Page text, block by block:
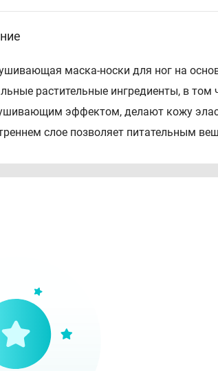
маска-носки для ног на
растительные ингредиенты, в
эффектом, делают кожу
слое позволяет питательным